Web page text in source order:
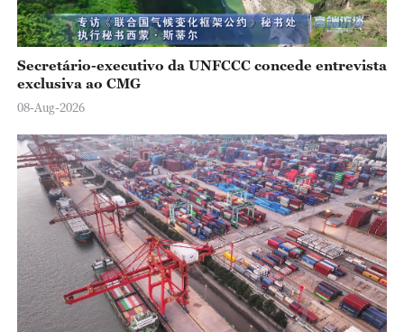
Secretário-executivo da UNFCCC concede entrevista
exclusiva ao CMG
08-Aug-2026